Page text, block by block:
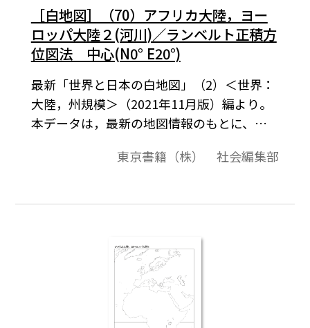
［白地図］（70）アフリカ大陸，ヨー
ロッパ大陸２(河川)／ランベルト正積方
位図法 中心(N0° E20°)
最新「世界と日本の白地図」（2）＜世界：
大陸，州規模＞（2021年11月版）編より。
本データは，最新の地図情報のもとに、高
ト作成やワークシート作成などで，自由に
東京書籍（株） 社会編集部